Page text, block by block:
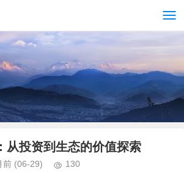
从投资到生态的价值探索
前 (06-29) 130